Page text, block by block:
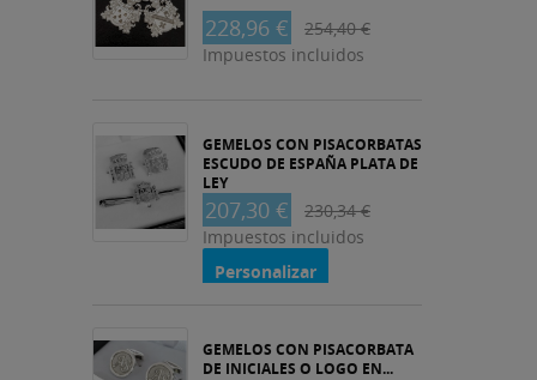
228,96 €
254,40 €
Impuestos incluidos
GEMELOS CON PISACORBATAS
ESCUDO DE ESPAÑA PLATA DE
LEY
207,30 €
230,34 €
Impuestos incluidos
Personalizar
GEMELOS CON PISACORBATA
DE INICIALES O LOGO EN...